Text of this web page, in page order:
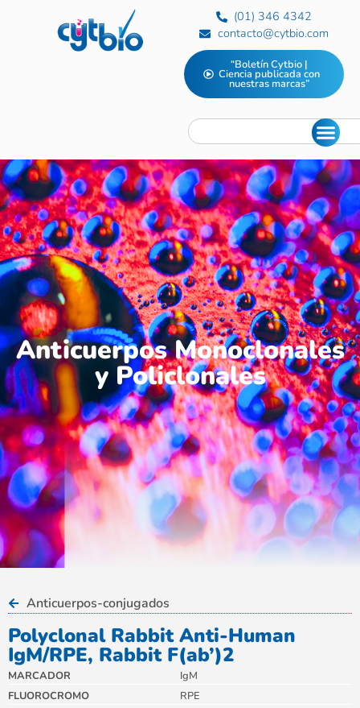
(01) 346 4342
contacto@cytbio.com
“Boletín Cytbio |
Ciencia publicada con
nuestras marcas”
Anticuerpos Monoclonales
y Policlonales
Anticuerpos-conjugados
Polyclonal Rabbit Anti-Human
IgM/RPE, Rabbit F(ab’)2
MARCADOR
IgM
FLUOROCROMO
RPE